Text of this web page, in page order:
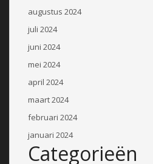
augustus 2024
juli 2024
juni 2024
mei 2024
april 2024
maart 2024
februari 2024
januari 2024
Categorieën